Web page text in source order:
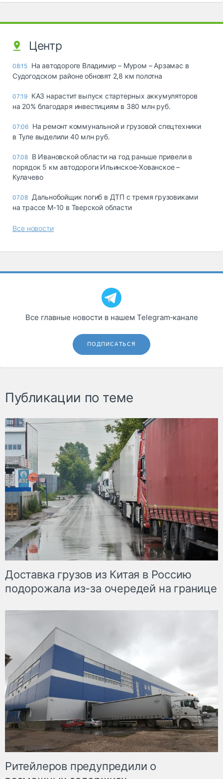
Центр
08:15 На автодороге Владимир – Муром – Арзамас в
Судогодском районе обновят 2,8 км полотна
07:19 КАЗ нарастит выпуск стартерных аккумуляторов
на 20% благодаря инвестициям в 380 млн руб.
07:06 На ремонт коммунальной и грузовой спецтехники
в Туле выделили 40 млн руб.
07.08 В Ивановской области на год раньше привели в
порядок 5 км автодороги Ильинское-Хованское –
Кулачево
07.08 Дальнобойщик погиб в ДТП с тремя грузовиками
на трассе М-10 в Тверской области
Все новости
Все главные новости в нашем Telegram‑канале
ПОДПИСАТЬСЯ
Публикации по теме
Доставка грузов из Китая в Россию
подорожала из-за очередей на границе
Ритейлеров предупредили о